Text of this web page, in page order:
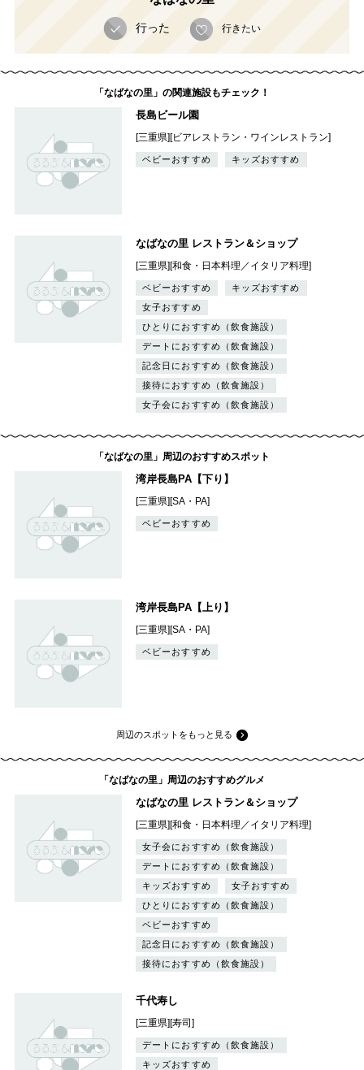
行った 行きたい
「なばなの里」の関連施設もチェック！
長島ビール園
[三重県][ビアレストラン・ワインレストラン]
ベビーおすすめ キッズおすすめ
なばなの里 レストラン＆ショップ
[三重県][和食・日本料理／イタリア料理]
ベビーおすすめ
キッズおすすめ
女子おすすめ
ひとりにおすすめ（飲食施設）
デートにおすすめ（飲食施設）
記念日におすすめ（飲食施設）
接待におすすめ（飲食施設）
女子会におすすめ（飲食施設）
「なばなの里」周辺のおすすめスポット
湾岸長島PA【下り】
[三重県][SA・PA]
ベビーおすすめ
湾岸長島PA【上り】
[三重県][SA・PA]
ベビーおすすめ
周辺のスポットをもっと見る
「なばなの里」周辺のおすすめグルメ
なばなの里 レストラン＆ショップ
[三重県][和食・日本料理／イタリア料理]
女子会におすすめ（飲食施設）
デートにおすすめ（飲食施設）
キッズおすすめ
女子おすすめ
ひとりにおすすめ（飲食施設）
ベビーおすすめ
記念日におすすめ（飲食施設）
接待におすすめ（飲食施設）
千代寿し
[三重県][寿司]
デートにおすすめ（飲食施設）
キッズおすすめ